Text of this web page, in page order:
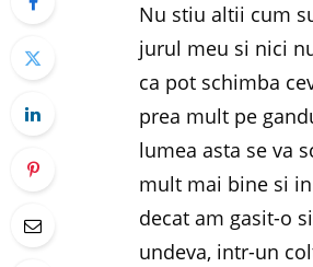
Nu stiu altii cum
jurul meu si nici
ca pot schimba
prea mult pe
lumea asta se va
mult mai bine si
decat am gasit-o
undeva, intr-un